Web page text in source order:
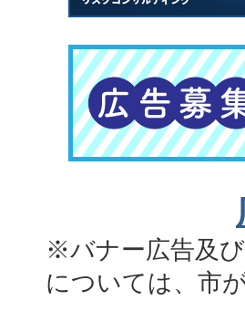
※バナー広告及
については、市